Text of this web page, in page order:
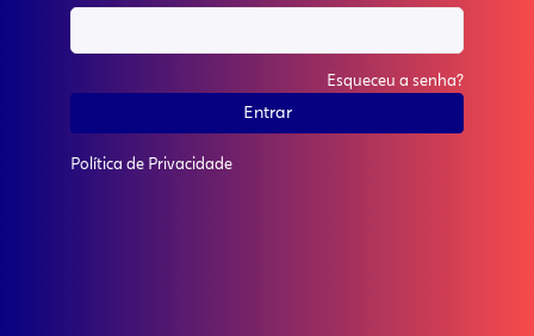
Esqueceu a senha?
Entrar
Política de Privacidade